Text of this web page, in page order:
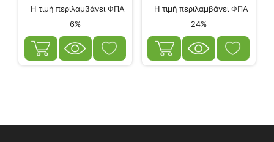
Η τιμή περιλαμβάνει ΦΠΑ
6%
Η τιμή περιλαμβάνει ΦΠΑ
24%